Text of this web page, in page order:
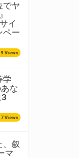
上巻・下巻をどちら
でヤ
イ
ペー
Views
学
な
Views
、叙
マ